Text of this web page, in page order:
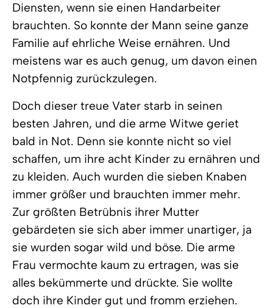
Diensten, wenn sie einen Handarbeiter
brauchten. So konnte der Mann seine ganze
Familie auf ehrliche Weise ernähren. Und
meistens war es auch genug, um davon einen
Notpfennig zurückzulegen.
Doch dieser treue Vater starb in seinen
besten Jahren, und die arme Witwe geriet
bald in Not. Denn sie konnte nicht so viel
schaffen, um ihre acht Kinder zu ernähren und
zu kleiden. Auch wurden die sieben Knaben
immer größer und brauchten immer mehr.
Zur größten Betrübnis ihrer Mutter
gebärdeten sie sich aber immer unartiger, ja
sie wurden sogar wild und böse. Die arme
Frau vermochte kaum zu ertragen, was sie
alles bekümmerte und drückte. Sie wollte
doch ihre Kinder gut und fromm erziehen.